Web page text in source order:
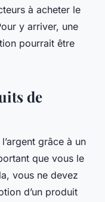
à acheter le
y arriver, une
pourrait être
de
grâce à un
que vous le
vous ne devez
d’un produit